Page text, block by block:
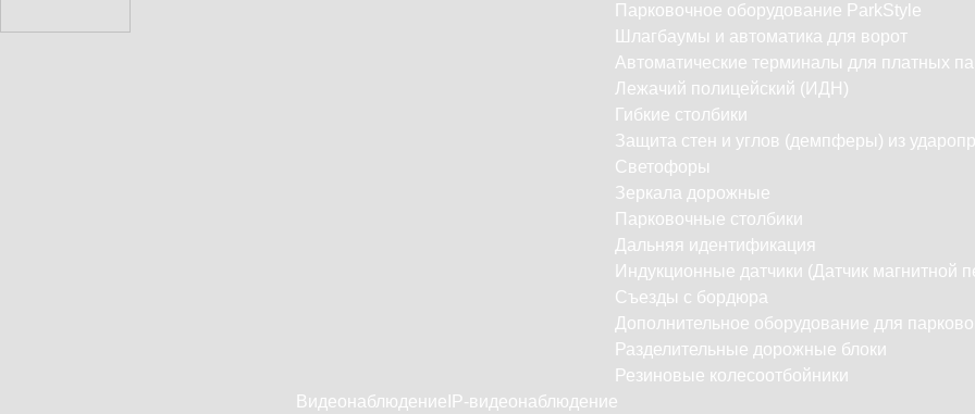
Парковочное оборудование ParkStyle
Шлагбаумы и автоматика для ворот
Автоматические терминалы для платных
Лежачий полицейский (ИДН)
Гибкие столбики
Защита стен и углов (демпферы) из
Светофоры
Зеркала дорожные
Парковочные столбики
Дальняя идентификация
Индукционные датчики (Датчик магнитной
Съезды с бордюра
Дополнительное оборудование для
Разделительные дорожные блоки
Резиновые колесоотбойники
Видеонаблюдение IP-видеонаблюдение